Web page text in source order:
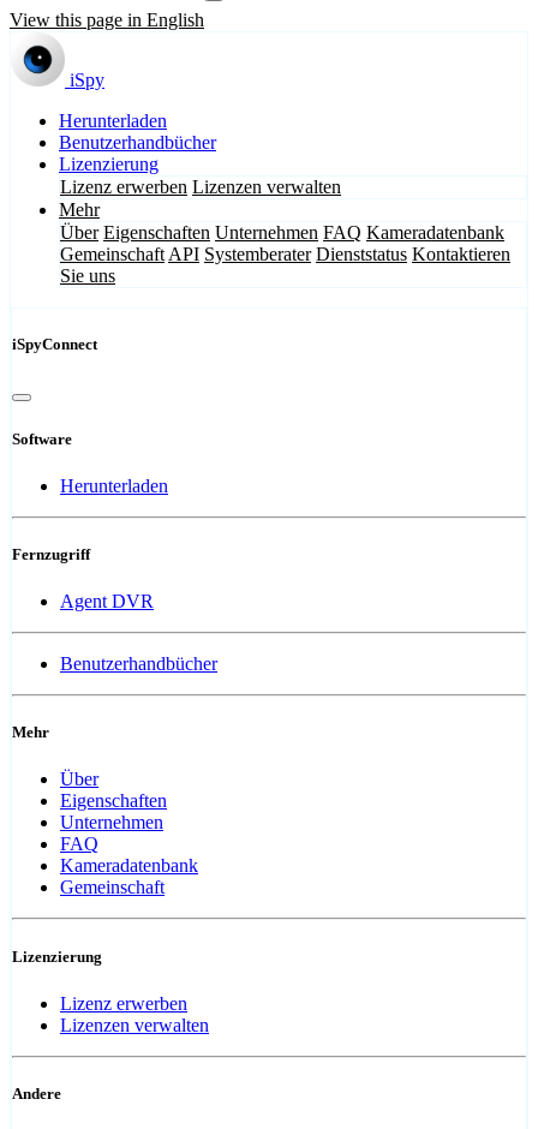
View this page in English
iSpy
Herunterladen
Benutzerhandbücher
Lizenzierung
Lizenz erwerben Lizenzen verwalten
Mehr
Über Eigenschaften Unternehmen FAQ Kameradatenbank
Gemeinschaft API Systemberater Dienststatus Kontaktieren
Sie uns
iSpyConnect
Software
Herunterladen
Fernzugriff
Agent DVR
Benutzerhandbücher
Mehr
Über
Eigenschaften
Unternehmen
FAQ
Kameradatenbank
Gemeinschaft
Lizenzierung
Lizenz erwerben
Lizenzen verwalten
Andere